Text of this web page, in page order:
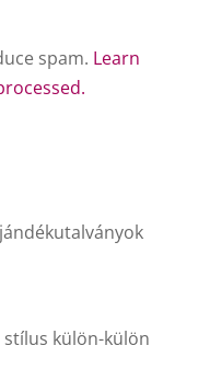
spam. Learn
stílus külön-külön